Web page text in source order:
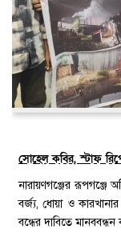
সোহেল কবির, স্টাফ
নারায়ণগঞ্জের রূপগঞ্জে
বর্জ্য, ধোয়া ও
বন্ধের দাবিতে মানববন্ধন